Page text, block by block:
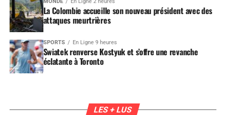
La Colombie accueille son nouveau président avec des
attaques meurtrières
SPORTS En Ligne 9 heures
Swiatek renverse Kostyuk et s’offre une revanche
éclatante à Toronto
LES + LUS